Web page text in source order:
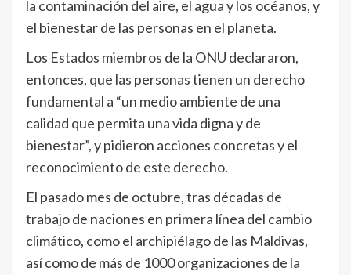
la contaminación del aire, el agua y los océanos, y
el bienestar de las personas en el planeta.
Los Estados miembros de la ONU declararon,
entonces, que las personas tienen un derecho
fundamental a “un medio ambiente de una
calidad que permita una vida digna y de
bienestar”, y pidieron acciones concretas y el
reconocimiento de este derecho.
El pasado mes de octubre, tras décadas de
trabajo de naciones en primera línea del cambio
climático, como el archipiélago de las Maldivas,
así como de más de 1000 organizaciones de la